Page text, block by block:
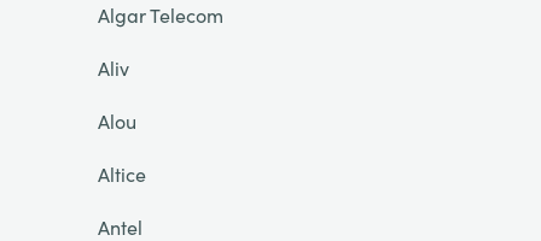
Algar Telecom
Aliv
Alou
Altice
Antel